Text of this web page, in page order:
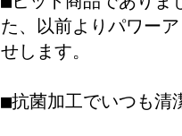
た、以前よりパワー
せします。
■抗菌加工でいつも清